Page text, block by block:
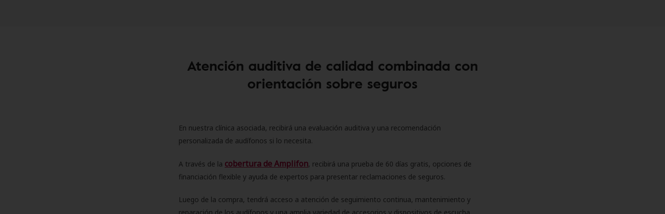
Atención auditiva de calidad combinada con
orientación sobre seguros
En nuestra clínica asociada, recibirá una evaluación auditiva y una recomendación
personalizada de audífonos si lo necesita.
A través de la cobertura de Amplifon, recibirá una prueba de 60 días gratis, opciones de
financiación flexible y ayuda de expertos para presentar reclamaciones de seguros.
Luego de la compra, tendrá acceso a atención de seguimiento continua, mantenimiento y